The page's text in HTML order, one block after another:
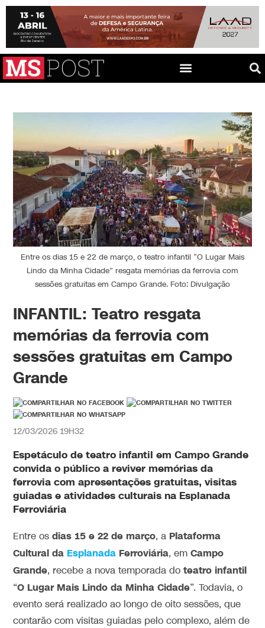
Entre os dias 15 e 22 de março, o teatro infantil “O Lugar Mais
Lindo da Minha Cidade” resgata memórias da ferrovia com
sessões gratuitas em Campo Grande. Foto: Divulgação
INFANTIL: Teatro resgata
memórias da ferrovia com
sessões gratuitas em Campo
Grande
12/03/2026 19H32
Espetáculo deteatro infantil em Campo Grande
convida o público a reviver memórias da
ferrovia com apresentações gratuitas, visitas
guiadas e atividades culturais na Esplanada
Ferroviária
Entre osdias 15 e 22 de março, a Plataforma
Cultural da Esplanada Ferroviária, emCampo
Grande, recebe a nova temporada doteatro infantil
“O Lugar Mais Lindo da Minha Cidade”. Todavia, o
evento será realizado ao longo de oito sessões, que
contarão com visitas guiadas pelo complexo, além de